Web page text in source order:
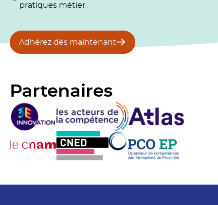
pratiques métier
Adhérez dès maintenant
Partenaires